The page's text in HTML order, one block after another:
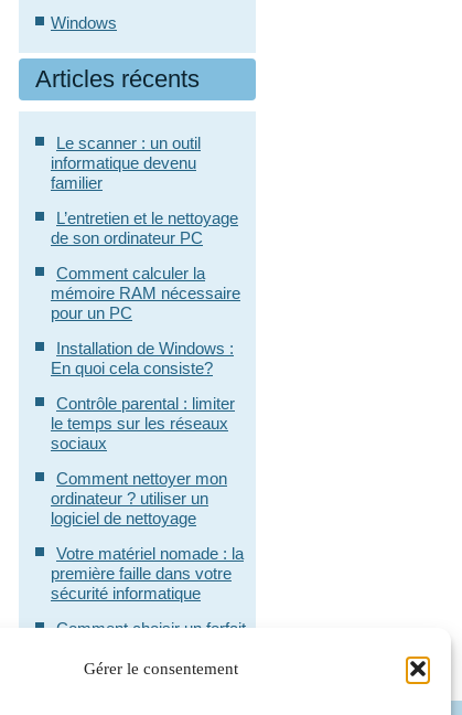
Gérer le consentement
Windows
Articles récents
Le scanner : un outil
informatique devenu
familier
L’entretien et le nettoyage
de son ordinateur PC
Comment calculer la
mémoire RAM nécessaire
pour un PC
Installation de Windows :
En quoi cela consiste?
Contrôle parental : limiter
le temps sur les réseaux
sociaux
Comment nettoyer mon
ordinateur ? utiliser un
logiciel de nettoyage
Votre matériel nomade : la
première faille dans votre
sécurité informatique
Comment choisir un forfait